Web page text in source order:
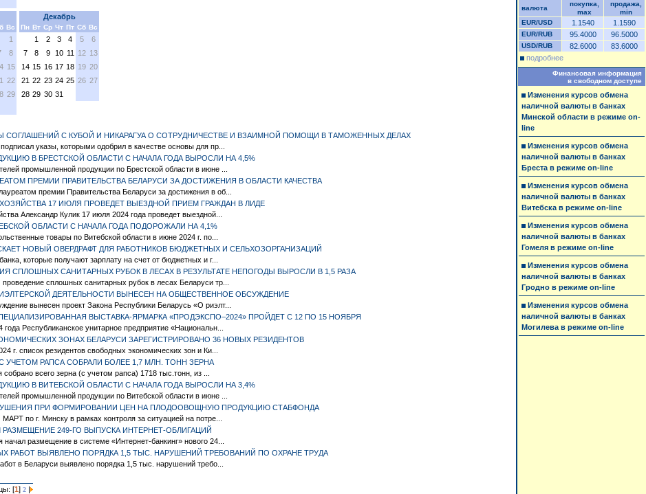
Вс
1
8
15
22
29
Декабрь
Пн Вт Ср Чт Пт Сб Вс
1 2 3 4 5
6
7
8 9 10 11 12 13
14 15 16 17 18 19 20
21 22 23 24 25 26 27
28 29 30 31
СОГЛАШЕНИЙ С КУБОЙ И НИКАРАГУА О СОТРУДНИЧЕСТВЕ И ВЗАИМНОЙ ПОМОЩИ В ТАМОЖЕННЫХ ДЕЛАХ
указы, которыми одобрил в качестве основы для пр...
В БРЕСТСКОЙ ОБЛАСТИ С НАЧАЛА ГОДА ВЫРОСЛИ НА 4,5%
промышленной продукции по Брестской области в июне ...
ПРЕМИИ ПРАВИТЕЛЬСТВА БЕЛАРУСИ ЗА ДОСТИЖЕНИЯ В ОБЛАСТИ КАЧЕСТВА
премии Правительства Беларуси за достижения в об...
17 ИЮЛЯ ПРОВЕДЕТ ВЫЕЗДНОЙ ПРИЕМ ГРАЖДАН В ЛИДЕ
Александр Кулик 17 июля 2024 года проведет выездной...
ОБЛАСТИ С НАЧАЛА ГОДА ПОДОРОЖАЛИ НА 4,1%
товары по Витебской области в июне 2024 г. по...
НОВЫЙ ОВЕРДРАФТ ДЛЯ РАБОТНИКОВ БЮДЖЕТНЫХ И СЕЛЬХОЗОРГАНИЗАЦИЙ
которые получают зарплату на счет от бюджетных и г...
СПЛОШНЫХ САНИТАРНЫХ РУБОК В ЛЕСАХ В РЕЗУЛЬТАТЕ НЕПОГОДЫ ВЫРОСЛИ В 1,5 РАЗА
сплошных санитарных рубок в лесах Беларуси тр...
ДЕЯТЕЛЬНОСТИ ВЫНЕСЕН НА ОБЩЕСТВЕННОЕ ОБСУЖДЕНИЕ
вынесен проект Закона Республики Беларусь «О риэлт...
ВЫСТАВКА-ЯРМАРКА «ПРОДЭКСПО–2024» ПРОЙДЕТ С 12 ПО 15 НОЯБРЯ
Республиканское унитарное предприятие «Национальн...
ЗОНАХ БЕЛАРУСИ ЗАРЕГИСТРИРОВАНО 36 НОВЫХ РЕЗИДЕНТОВ
г. список резидентов свободных экономических зон и Ки...
УЧЕТОМ РАПСА СОБРАЛИ БОЛЕЕ 1,7 МЛН. ТОНН ЗЕРНА
всего зерна (с учетом рапса) 1718 тыс.тонн, из ...
В ВИТЕБСКОЙ ОБЛАСТИ С НАЧАЛА ГОДА ВЫРОСЛИ НА 3,4%
промышленной продукции по Витебской области в июне ...
ПРИ ФОРМИРОВАНИИ ЦЕН НА ПЛОДООВОЩНУЮ ПРОДУКЦИЮ СТАБФОНДА
по г. Минску в рамках контроля за ситуацией на потре...
РАЗМЕЩЕНИЕ 249-ГО ВЫПУСКА ИНТЕРНЕТ-ОБЛИГАЦИЙ
размещение в системе «Интернет-банкинг» нового 24...
РАБОТ ВЫЯВЛЕНО ПОРЯДКА 1,5 ТЫС. НАРУШЕНИЙ ТРЕБОВАНИЙ ПО ОХРАНЕ ТРУДА
в Беларуси выявлено порядка 1,5 тыс. нарушений требо...
[1] 2 |
валюта
покупка,
max
продажа,
min
EUR/USD
1.1540 1.1590
EUR/RUB 95.4000 96.5000
USD/RUB 82.6000
83.6000
подробнее
Финансовая информация
в свободном доступе
Изменения курсов обмена
наличной валюты в банках
Минской области в режиме on-
line
Изменения курсов обмена
наличной валюты в банках
Бреста в режиме on-line
Изменения курсов обмена
наличной валюты в банках
Витебска в режиме on-line
Изменения курсов обмена
наличной валюты в банках
Гомеля в режиме on-line
Изменения курсов обмена
наличной валюты в банках
Гродно в режиме on-line
Изменения курсов обмена
наличной валюты в банках
Могилева в режиме on-line